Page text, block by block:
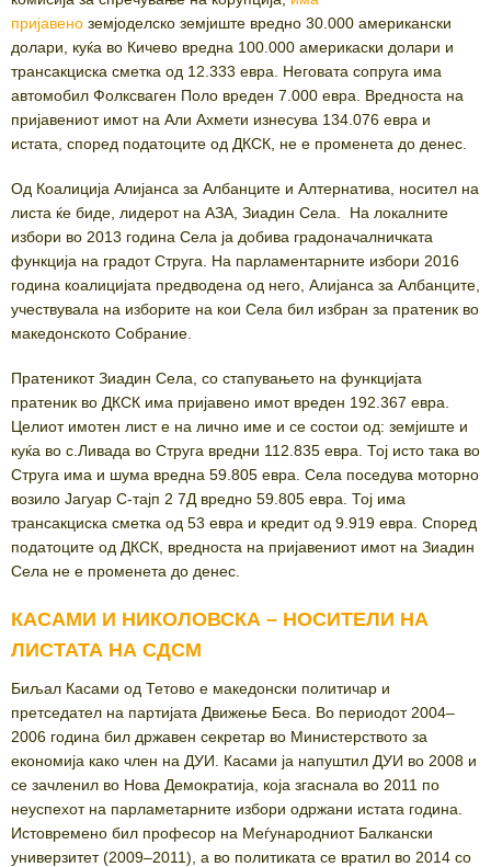
пријавено земјоделско земјиште вредно 30.000 американски
долари, куќа во Кичево вредна 100.000 америкаски долари и
трансакциска сметка од 12.333 евра. Неговата сопруга има
автомобил Фолксваген Поло вреден 7.000 евра. Вредноста на
пријавениот имот на Али Ахмети изнесува 134.076 евра и
истата, според податоците од ДКСК, не е променета до денес.
Од Коалиција Алијанса за Албанците и Алтернатива, носител на
листа ќе биде, лидерот на АЗА, Зиадин Села. На локалните
избори во 2013 година Села ја добива градоначалничката
функција на градот Струга. На парламентарните избори 2016
година коалицијата предводена од него, Алијанса за Албанците,
учествувала на изборите на кои Села бил избран за пратеник во
македонското Собрание.
Пратеникот Зиадин Села, со стапувањето на функцијата
пратеник во ДКСК има пријавено имот вреден 192.367 евра.
Целиот имотен лист е на лично име и се состои од: земјиште и
куќа во с.Ливада во Струга вредни 112.835 евра. Тој исто така во
Струга има и шума вредна 59.805 евра. Села поседува моторно
возило Јагуар С-тајп 2 7Д вредно 59.805 евра. Тој има
трансакциска сметка од 53 евра и кредит од 9.919 евра. Според
податоците од ДКСК, вредноста на пријавениот имот на Зиадин
Села не е променета до денес.
КАСАМИ И НИКОЛОВСКА – НОСИТЕЛИ НА
ЛИСТАТА НА СДСМ
Биљал Касами од Тетово е македонски политичар и
претседател на партијата Движење Беса. Во периодот 2004–
2006 година бил државен секретар во Министерството за
економија како член на ДУИ. Касами ја напуштил ДУИ во 2008 и
се зачленил во Нова Демократија, која згаснала во 2011 по
неуспехот на парламетарните избори одржани истата година.
Истовремено бил професор на Меѓународниот Балкански
универзитет (2009–2011), а во политиката се вратил во 2014 со